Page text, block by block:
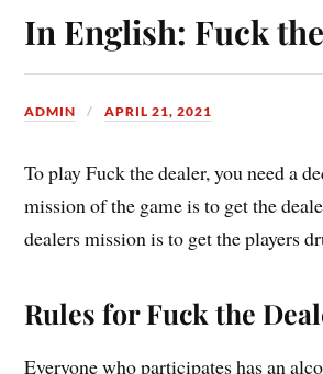
In English: Fuck
ADMIN APRIL 21, 2021
To play Fuck the dealer, you need a
mission of the game is to get the
dealers mission is to get the players
Rules for Fuck the
Everyone who participates has an